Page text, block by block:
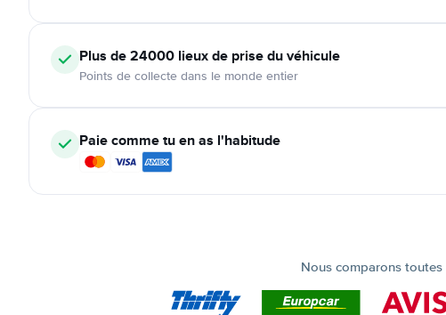
Plus de 24000 lieux de prise du véhicule
Points de collecte dans le monde entier
Paie comme tu en as l'habitude
Nous comparons